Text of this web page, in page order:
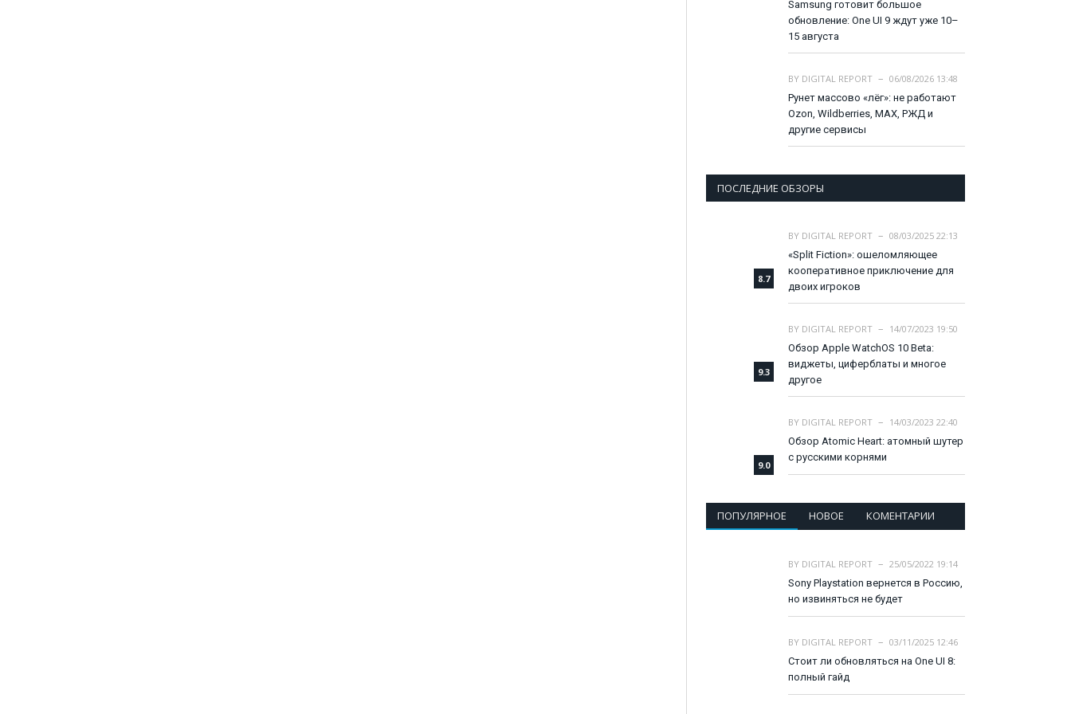
Samsung готовит большое
обновление: One UI 9 ждут уже 10–
15 августа
BY DIGITAL REPORT
06/08/2026 13:48
Рунет массово «лёг»: не работают
Ozon, Wildberries, MAX, РЖД и
другие сервисы
ПОСЛЕДНИЕ ОБЗОРЫ
8.7
BY DIGITAL REPORT
08/03/2025 22:13
«Split Fiction»: ошеломляющее
кооперативное приключение для
двоих игроков
9.3
BY DIGITAL REPORT
14/07/2023 19:50
Обзор Apple WatchOS 10 Beta:
виджеты, циферблаты и многое
другое
9.0
BY DIGITAL REPORT
14/03/2023 22:40
Обзор Atomic Heart: атомный шутер
с русскими корнями
ПОПУЛЯРНОЕ НОВОЕ КОМЕНТАРИИ
BY DIGITAL REPORT
25/05/2022 19:14
Sony Playstation вернется в Россию,
но извиняться не будет
BY DIGITAL REPORT
03/11/2025 12:46
Стоит ли обновляться на One UI 8:
полный гайд